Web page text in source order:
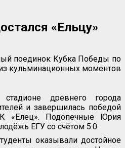
«Ельцу»
поединок Кубка Победы по
кульминационных моментов
древнего города
и завершилась победой
«Елец». Подопечные Юрия
ЕГУ со счётом 5:0.
оказывали достойное